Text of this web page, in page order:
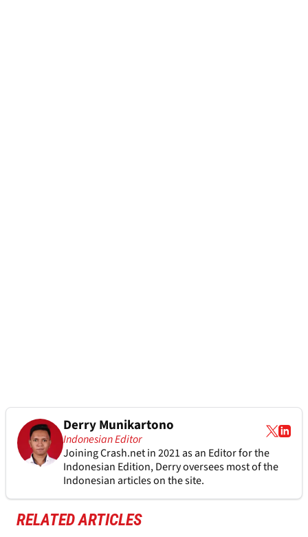
Derry Munikartono
Indonesian Editor
Joining Crash.net in 2021 as an Editor for the
Indonesian Edition, Derry oversees most of the
Indonesian articles on the site.
RELATED ARTICLES